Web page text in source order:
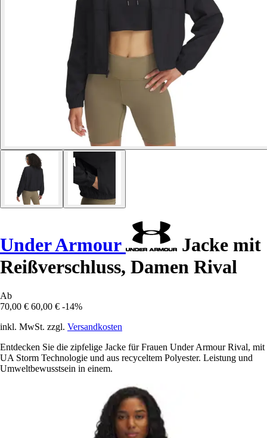
Under Armour
Jacke mit
Reißverschluss, Damen Rival
Ab
70,00 € 60,00 € -14%
inkl. MwSt. zzgl. Versandkosten
Entdecken Sie die zipfelige Jacke für Frauen Under Armour Rival, mit
UA Storm Technologie und aus recyceltem Polyester. Leistung und
Umweltbewusstsein in einem.